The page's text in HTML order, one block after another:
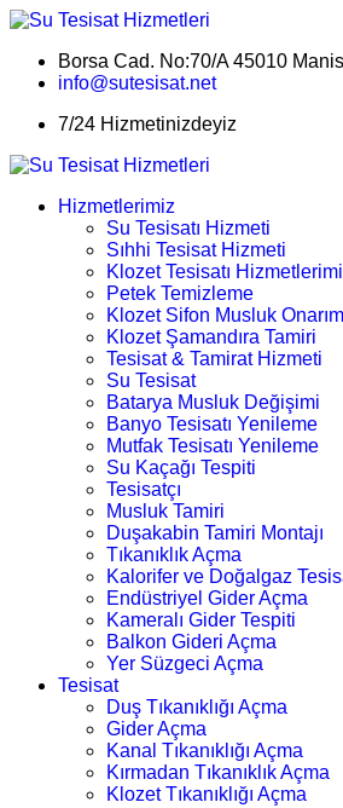
Borsa Cad. No:70/A 45010
info@sutesisat.net
7/24 Hizmetinizdeyiz
Hizmetlerimiz
Su Tesisatı Hizmeti
Sıhhi Tesisat Hizmeti
Klozet Tesisatı
Petek Temizleme
Klozet Sifon Musluk
Klozet Şamandıra Tamiri
Tesisat & Tamirat Hizmeti
Su Tesisat
Batarya Musluk Değişimi
Banyo Tesisatı Yenileme
Mutfak Tesisatı Yenileme
Su Kaçağı Tespiti
Tesisatçı
Musluk Tamiri
Duşakabin Tamiri Montajı
Tıkanıklık Açma
Kalorifer ve Doğalgaz
Endüstriyel Gider Açma
Kameralı Gider Tespiti
Balkon Gideri Açma
Yer Süzgeci Açma
Tesisat
Duş Tıkanıklığı Açma
Gider Açma
Kanal Tıkanıklığı Açma
Kırmadan Tıkanıklık Açma
Klozet Tıkanıklığı Açma